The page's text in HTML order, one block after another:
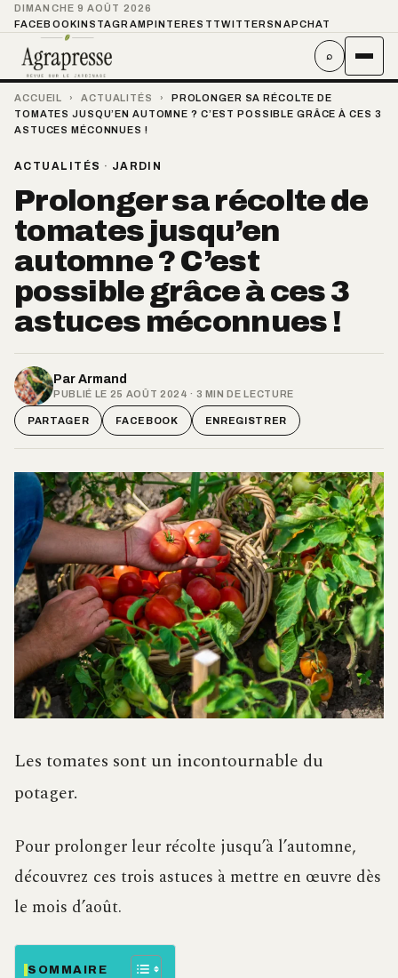
DIMANCHE 9 AOÛT 2026
FACEBOOKINSTAGRAMPINTEREST TWITTER SNAPCHAT
⌕
ACCUEIL › ACTUALITÉS ›
PROLONGER SA RÉCOLTE DE
TOMATES JUSQU’EN AUTOMNE ? C’EST POSSIBLE GRÂCE À CES 3
ASTUCES MÉCONNUES !
ACTUALITÉS · JARDIN
Prolonger sa récolte de
tomates jusqu’en
automne ? C’est
possible grâce à ces 3
astuces méconnues !
Par Armand
PUBLIÉ LE 25 AOÛT 2024 · 3 MIN DE LECTURE
PARTAGER FACEBOOK ENREGISTRER
Les tomates sont un incontournable du
potager.
Pour prolonger leur récolte jusqu’à l’automne,
découvrez ces trois astuces à mettre en œuvre dès
le mois d’août.
SOMMAIRE